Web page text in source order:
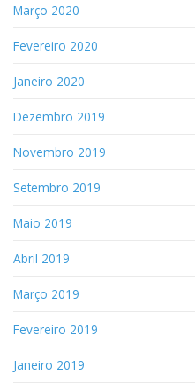
Março 2020
Fevereiro 2020
Janeiro 2020
Dezembro 2019
Novembro 2019
Setembro 2019
Maio 2019
Abril 2019
Março 2019
Fevereiro 2019
Janeiro 2019